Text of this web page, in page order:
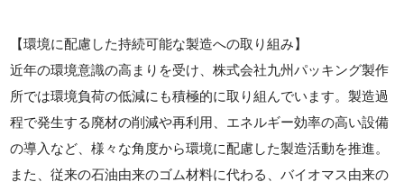
【環境に配慮した持続可能な製造への取り組み】
近年の環境意識の高まりを受け、株式会社九州パッキング製作
所では環境負荷の低減にも積極的に取り組んでいます。製造過
程で発生する廃材の削減や再利用、エネルギー効率の高い設備
の導入など、様々な角度から環境に配慮した製造活動を推進。
また、従来の石油由来のゴム材料に代わる、バイオマス由来の